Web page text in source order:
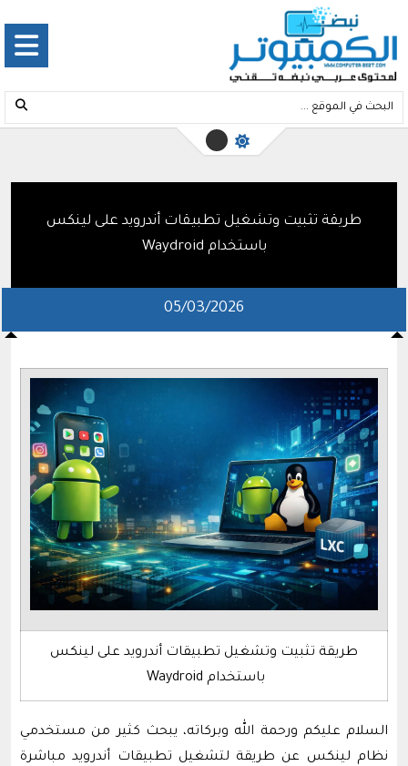
طريقة تثبيت وتشغيل تطبيقات أندرويد على لينكس
باستخدام Waydroid
05/03/2026
طريقة تثبيت وتشغيل تطبيقات أندرويد على لينكس
باستخدام Waydroid
السلام عليكم ورحمة الله وبركاته، يبحث كثير من مستخدمي
نظام لينكس عن طريقة لتشغيل تطبيقات أندرويد مباشرة